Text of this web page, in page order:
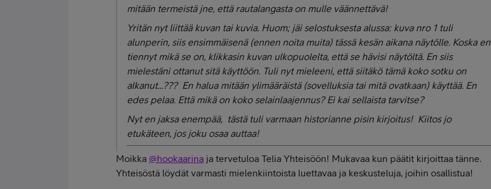
mitään termeistä jne, että rautalangasta on mulle väännettävä!
Yritän nyt liittää kuvan tai kuvia. Huom; jäi selostuksesta alussa: kuva nro 1 tuli
alunperin, siis ensimmäisenä (ennen noita muita) tässä kesän aikana näytölle. Koska en
tiennyt mikä se on, klikkasin kuvan ulkopuolelta, että se hävisi näytöltä. En siis
mielestäni ottanut sitä käyttöön. Tuli nyt mieleeni, että siitäkö tämä koko sotku on
alkanut...??? En halua mitään ylimääräistä (sovelluksia tai mitä ovatkaan) käyttää. En
edes pelaa. Että mikä on koko selainlaajennus? Ei kai sellaista tarvitse?
Nyt en jaksa enempää, tästä tuli varmaan historianne pisin kirjoitus! Kiitos jo
etukäteen, jos joku osaa auttaa!
Moikka @hookaarina ja tervetuloa Telia Yhteisöön! Mukavaa kun päätit kirjoittaa tänne.
Yhteisöstä löydät varmasti mielenkiintoista luettavaa ja keskusteluja, joihin osallistua!